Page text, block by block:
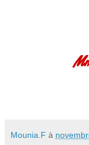
Mounia.F à